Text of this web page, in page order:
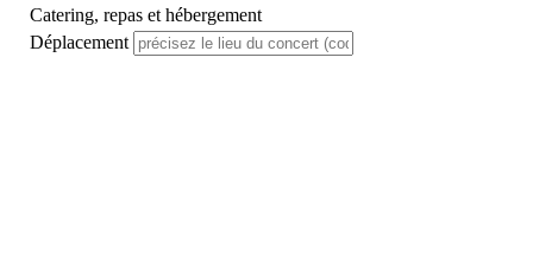
Catering, repas et hébergement
Déplacement